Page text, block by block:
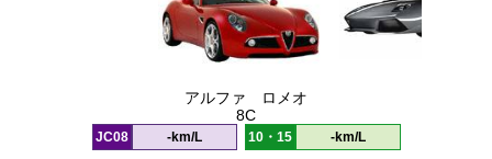
アルファ ロメオ
8C
JC08 -km/L 10・15 -km/L